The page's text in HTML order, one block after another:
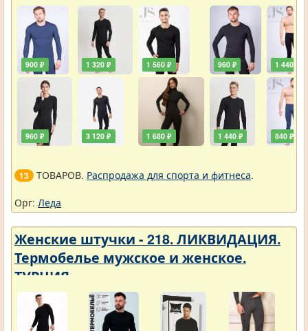
900 ₽
960 ₽
1 320 ₽
3 120 ₽
1 560 ₽
1 680 ₽
960 ₽
1 440 ₽
1 440 ₽
840 ₽
13 ТОВАРОВ. Распродажа для спорта и фитнеса.
Орг: Леда
Женские штучки - 218. ЛИКВИДАЦИЯ.
Термобелье мужское и женское.
ТУРЦИЯ